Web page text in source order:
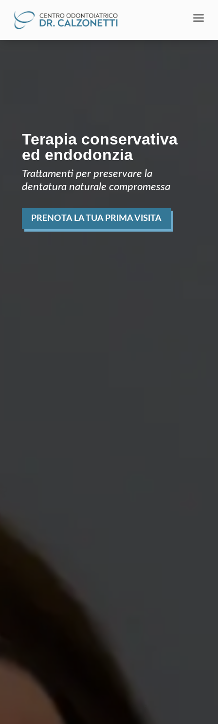
a
Terapia conservativa
ed endodonzia
Trattamenti per preservare la
dentatura naturale compromessa
PRENOTA LA TUA PRIMA VISITA